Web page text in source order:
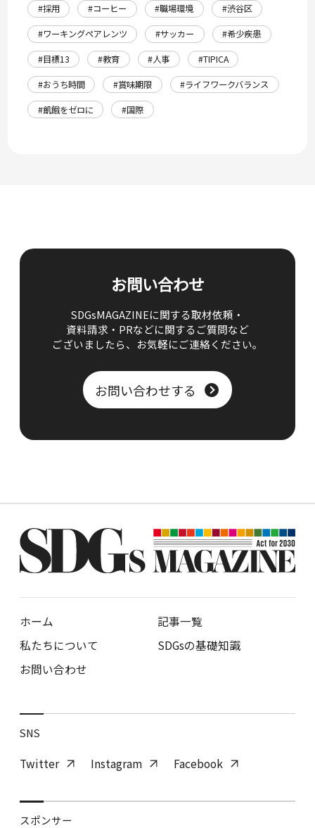
#採用
#コーヒー #職場環境
#渋谷区
#ワーキングペアレンツ
#サッカー
#希少疾患
#目標13
#教育 #人事
#TIPICA
#おうち時間
#賞味期限
#ライフワークバランス
#飢餓をゼロに
#国際
お問い合わせ
SDGsMAGAZINEに関する取材依頼・
資料請求・PRなどに関するご質問など
ございましたら、 お気軽にご連絡ください。
お問い合わせする
ホーム
記事一覧
私たちについて
SDGsの基礎知識
お問い合わせ
SNS
Twitter Instagram Facebook
スポンサー